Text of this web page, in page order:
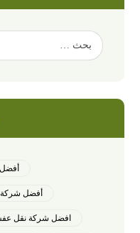
أفضل
افضل شركة نقل